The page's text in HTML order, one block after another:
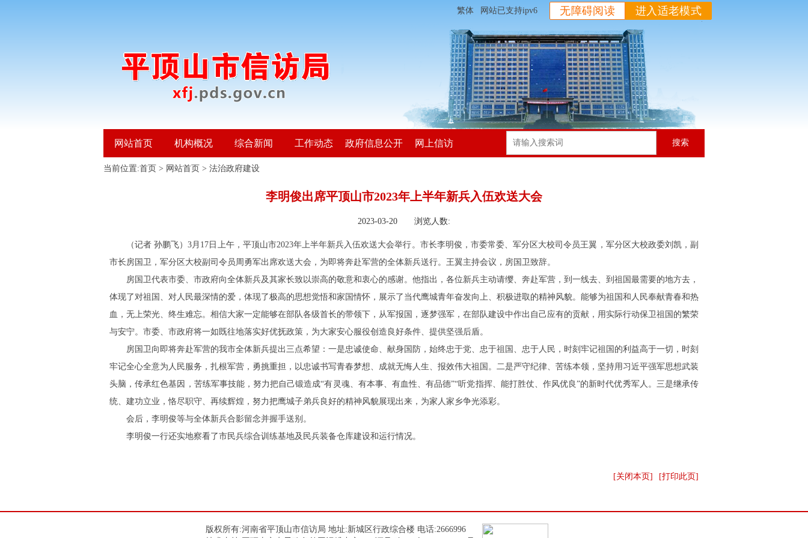
进入适老模式
无障碍阅读
网站已支持ipv6
繁体
网站首页 机构概况 综合新闻 工作动态 政府信息公开 网上信访 搜索
当前位置:首页 > 网站首页 > 法治政府建设
李明俊出席平顶山市2023年上半年新兵入伍欢送大会
2023-03-20 浏览人数:
（记者 孙鹏飞）3月17日上午，平顶山市2023年上半年新兵入伍欢送大会举行。市长李明俊，市委常委、军分区大校司令员王翼，军分区大校政委刘凯，副
市长房国卫，军分区大校副司令员周勇军出席欢送大会，为即将奔赴军营的全体新兵送行。王翼主持会议，房国卫致辞。
房国卫代表市委、市政府向全体新兵及其家长致以崇高的敬意和衷心的感谢。他指出，各位新兵主动请缨、奔赴军营，到一线去、到祖国最需要的地方去，
体现了对祖国、对人民最深情的爱，体现了极高的思想觉悟和家国情怀，展示了当代鹰城青年奋发向上、积极进取的精神风貌。能够为祖国和人民奉献青春和热
血，无上荣光、终生难忘。相信大家一定能够在部队各级首长的带领下，从军报国，逐梦强军，在部队建设中作出自己应有的贡献，用实际行动保卫祖国的繁荣
与安宁。市委、市政府将一如既往地落实好优抚政策，为大家安心服役创造良好条件、提供坚强后盾。
房国卫向即将奔赴军营的我市全体新兵提出三点希望：一是忠诚使命、献身国防，始终忠于党、忠于祖国、忠于人民，时刻牢记祖国的利益高于一切，时刻
牢记全心全意为人民服务，扎根军营，勇挑重担，以忠诚书写青春梦想、成就无悔人生、报效伟大祖国。二是严守纪律、苦练本领，坚持用习近平强军思想武装
头脑，传承红色基因，苦练军事技能，努力把自己锻造成“有灵魂、有本事、有血性、有品德”“听党指挥、能打胜仗、作风优良”的新时代优秀军人。三是继承传
统、建功立业，恪尽职守、再续辉煌，努力把鹰城子弟兵良好的精神风貌展现出来，为家人家乡争光添彩。
会后，李明俊等与全体新兵合影留念并握手送别。
李明俊一行还实地察看了市民兵综合训练基地及民兵装备仓库建设和运行情况。
[打印此页]
[关闭本页]
版权所有:河南省平顶山市信访局 地址:新城区行政综合楼 电话:2666996